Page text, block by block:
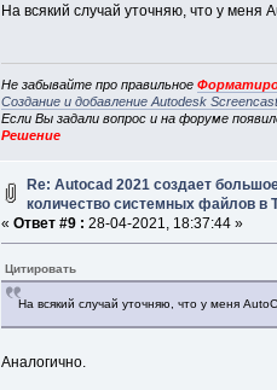
На всякий случай уточняю, что у меня
Не забывайте про правильное
Создание и добавление Autodesk
Если Вы задали вопрос и на форуме
Решение
Re: Autocad 2021 создает
количество системных файлов в
« Ответ #9 : 28-04-2021, 18:37:44 »
Цитировать
На всякий случай уточняю, что у меня
Аналогично.